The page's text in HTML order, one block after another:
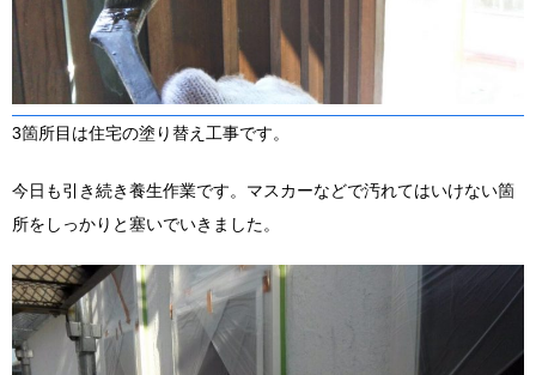
3箇所目は住宅の塗り替え工事です。
今日も引き続き養生作業です。マスカーなどで汚れてはいけない箇
所をしっかりと塞いでいきました。